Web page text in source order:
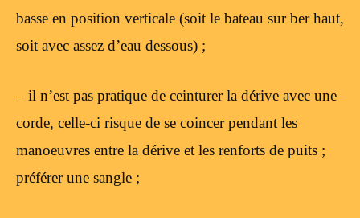
basse en position verticale (soit le bateau sur ber haut,
soit avec assez d’eau dessous) ;
– il n’est pas pratique de ceinturer la dérive avec une
corde, celle-ci risque de se coincer pendant les
manoeuvres entre la dérive et les renforts de puits ;
préférer une sangle ;